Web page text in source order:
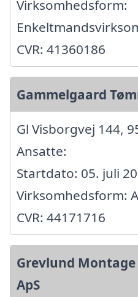
Virksomhedsform:
CVR: 41360186
Gammelgaard
Gl Visborgvej 144,
Ansatte:
Startdato: 05. juli
Virksomhedsform:
CVR: 44171716
Grevlund
ApS